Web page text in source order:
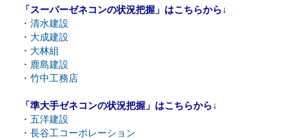
「スーパーゼネコンの状況把握」はこちらから↓
・ 清水建設
・ 大成建設
・ 大林組
・ 鹿島建設
・ 竹中工務店
「準大手ゼネコンの状況把握」はこちらから↓
・ 五洋建設
・ 長谷工コーポレーション